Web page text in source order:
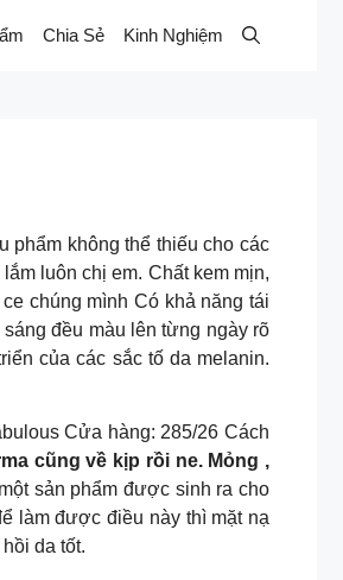
Chia Sẻ Kinh Nghiệm
phẩm không thể thiếu cho các
luôn chị em. Chất kem mịn,
chúng mình Có khả năng tái
đều màu lên từng ngày rõ
của các sắc tố da melanin.
Cửa hàng: 285/26 Cách
cũng về kịp rồi ne. Mỏng ,
sản phẩm được sinh ra cho
làm được điều này thì mặt nạ
da tốt.